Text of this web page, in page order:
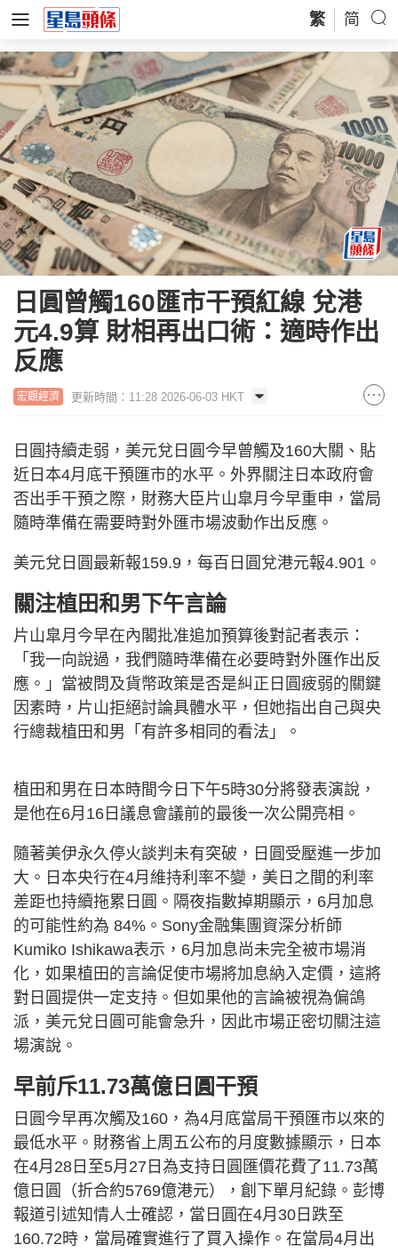
繁 简
日圓曾觸160匯市干預紅線 兌港
元4.9算 財相再出口術：適時作出
反應
宏觀經濟 更新時間：11:28 2026-06-03 HKT
日圓持續走弱，美元兌日圓今早曾觸及160大關、貼
近日本4月底干預匯市的水平。外界關注日本政府會
否出手干預之際，財務大臣片山皐月今早重申，當局
隨時準備在需要時對外匯市場波動作出反應。
美元兌日圓最新報159.9，每百日圓兌港元報4.901。
關注植田和男下午言論
片山皐月今早在內閣批准追加預算後對記者表示：
「我一向說過，我們隨時準備在必要時對外匯作出反
應。」當被問及貨幣政策是否是糾正日圓疲弱的關鍵
因素時，片山拒絕討論具體水平，但她指出自己與央
行總裁植田和男「有許多相同的看法」。
植田和男在日本時間今日下午5時30分將發表演說，
是他在6月16日議息會議前的最後一次公開亮相。
隨著美伊永久停火談判未有突破，日圓受壓進一步加
大。日本央行在4月維持利率不變，美日之間的利率
差距也持續拖累日圓。隔夜指數掉期顯示，6月加息
的可能性約為 84%。Sony金融集團資深分析師
Kumiko Ishikawa表示，6月加息尚未完全被市場消
化，如果植田的言論促使市場將加息納入定價，這將
對日圓提供一定支持。但如果他的言論被視為偏鴿
派，美元兌日圓可能會急升，因此市場正密切關注這
場演說。
早前斥11.73萬億日圓干預
日圓今早再次觸及160，為4月底當局干預匯市以來的
最低水平。財務省上周五公布的月度數據顯示，日本
在4月28日至5月27日為支持日圓匯價花費了11.73萬
億日圓（折合約5769億港元），創下單月紀錄。彭博
報道引述知情人士確認，當日圓在4月30日跌至
160.72時，當局確實進行了買入操作。在當局4月出